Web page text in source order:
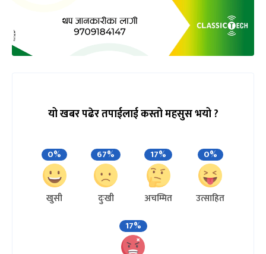
यो खबर पढेर तपाईलाई कस्तो महसुस भयो ?
0%
खुसी
67%
दुःखी
17%
अचम्मित
0%
उत्साहित
17%